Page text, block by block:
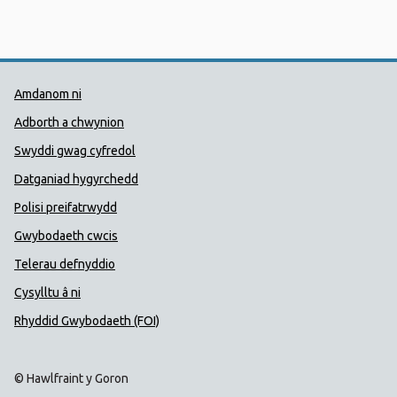
Dolenni Cymorth Iechyd
Amdanom ni
Adborth a chwynion
Swyddi gwag cyfredol
Datganiad hygyrchedd
Polisi preifatrwydd
Gwybodaeth cwcis
Telerau defnyddio
Cysylltu â ni
Rhyddid Gwybodaeth (FOI)
© Hawlfraint y Goron